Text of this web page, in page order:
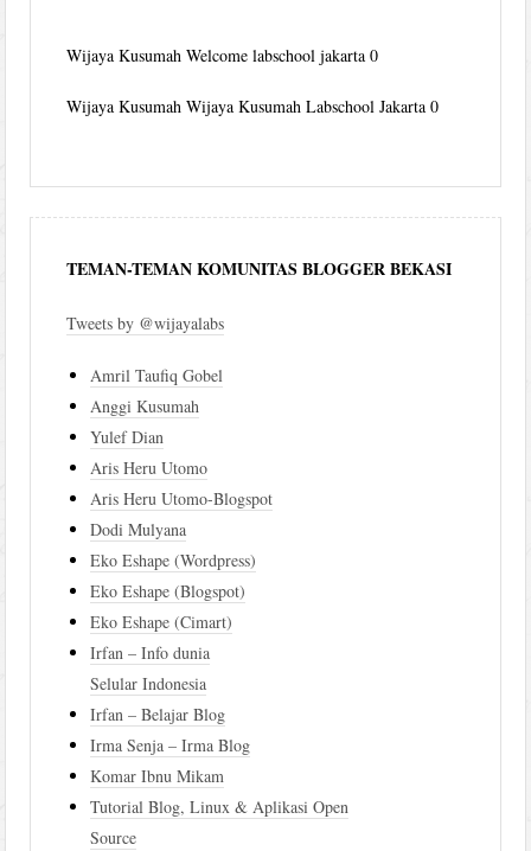
Wijaya Kusumah Welcome labschool jakarta 0
Wijaya Kusumah Wijaya Kusumah Labschool Jakarta 0
TEMAN-TEMAN KOMUNITAS BLOGGER BEKASI
Tweets by @wijayalabs
Amril Taufiq Gobel
Anggi Kusumah
Yulef Dian
Aris Heru Utomo
Aris Heru Utomo-Blogspot
Dodi Mulyana
Eko Eshape (Wordpress)
Eko Eshape (Blogspot)
Eko Eshape (Cimart)
Irfan – Info dunia
Selular Indonesia
Irfan – Belajar Blog
Irma Senja – Irma Blog
Komar Ibnu Mikam
Tutorial Blog, Linux & Aplikasi Open
Source